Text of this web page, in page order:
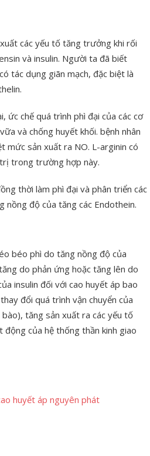
các yếu tố tăng trưởng khi rối
và insulin. Người ta đã biết
tác dụng giãn mạch, đặc biệt là
ức chế quá trình phì đại của các cơ
và chống huyết khối. bệnh nhân
mức sản xuất ra NO. L-arginin có
trong trường hợp này.
thời làm phì đại và phân triển các
nồng độ của tăng các Endothein.
béo phì do tăng nồng độ của
do phản ứng hoặc tăng lên do
insulin đối với cao huyết áp bao
đổi quá trình vận chuyển của
tăng sản xuất ra các yếu tố
của hệ thống thần kinh giao
huyết áp nguyên phát